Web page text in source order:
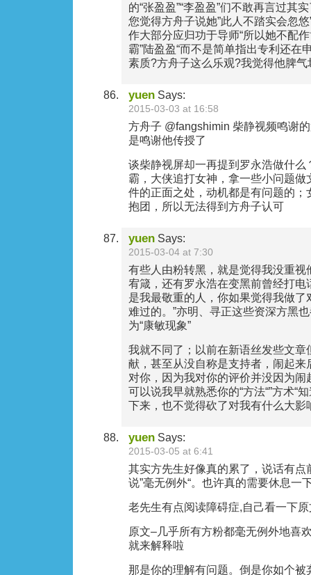
的“张盈盈”“李盈盈”们不敢再言过其
您觉得方舟子说她”此人不踏实会忽
作大部分应归功于导师“所以她不配
霸”陆盈盈“而不是简单指出专利还在
素质?方舟子这么乐观?我觉得他脾
yuen Says:
2015-03-03 at 16:58
方舟子 ‏@fangshimin 柴静视频鸣谢的第一个是罗永浩，难道
是鸣谢他传授了
谈柴静视屏却一再提到罗永浩做什么
霸，大侠追打女神，拿一些小问题做
件的正面之处，动机都是有问题的；
抱团，所以无法得到方舟子认可
yuen Says:
2015-03-04 at 7:30
有些人由粉转黑，就是觉得我没重视
宥箴，还有罗永浩在变黑前曾经打电
是我最敬重的人，你如果觉得我做了
难过的。”亦明、寻正这些资深方黑
为“康敏现象”
我就不同了；以前在新语丝发些文章
献，甚至从没自称是支持者，闹起来
对你，因为我对你的评价并没因为闹
可以说我早就熟悉你的“方法“”方术“
下来，也不觉得砍了对我有什么大影
yuen Says:
2015-03-05 at 6:41
其实方先生好像真的累了，说话有点
说”毫无例外“。也许真的需要休息一
老先生有点阅读障碍症,自己看一下
原文–几乎所有方粉都毫无例外地喜
就来解释啦
那是你的理解有问题。倒是你如个被